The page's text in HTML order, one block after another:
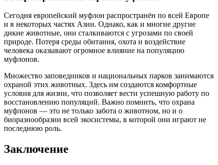
Сегодня европейский муфлон распространён по всей Европе
и в некоторых частях Азии. Однако, как и многие другие
дикие животные, они сталкиваются с угрозами по своей
природе. Потеря среды обитания, охота и воздействие
человека оказывают огромное влияние на популяцию
муфлонов.
Множество заповедников и национальных парков занимаются
охраной этих животных. Здесь им создаются комфортные
условия для жизни, что позволяет вести успешную работу по
восстановлению популяций. Важно помнить, что охрана
муфлонов — это не только забота о животном, но и о
биоразнообразии всей экосистемы, в которой они играют не
последнюю роль.
Заключение